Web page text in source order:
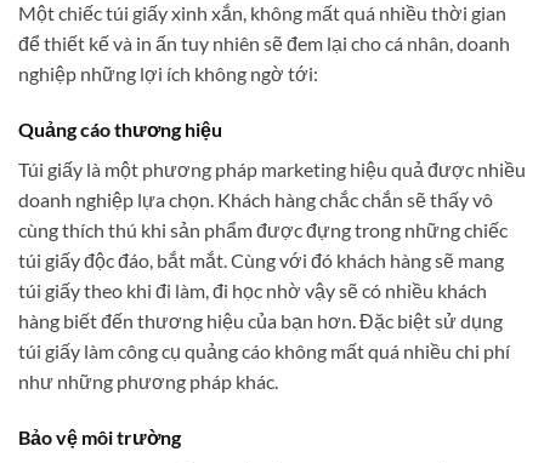
Một chiếc túi giấy xinh xắn, không mất quá nhiều thời gian
để thiết kế và in ấn tuy nhiên sẽ đem lại cho cá nhân, doanh
nghiệp những lợi ích không ngờ tới:
Quảng cáo thương hiệu
Túi giấy là một phương pháp marketing hiệu quả được nhiều
doanh nghiệp lựa chọn. Khách hàng chắc chắn sẽ thấy vô
cùng thích thú khi sản phẩm được đựng trong những chiếc
túi giấy độc đáo, bắt mắt. Cùng với đó khách hàng sẽ mang
túi giấy theo khi đi làm, đi học nhờ vậy sẽ có nhiều khách
hàng biết đến thương hiệu của bạn hơn. Đặc biệt sử dụng
túi giấy làm công cụ quảng cáo không mất quá nhiều chi phí
như những phương pháp khác.
Bảo vệ môi trường